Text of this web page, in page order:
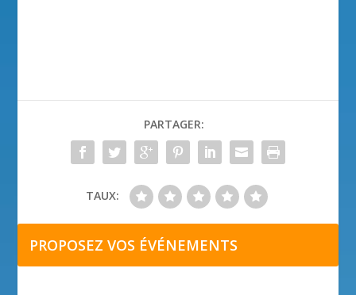
PARTAGER:
TAUX:
PROPOSEZ VOS ÉVÉNEMENTS